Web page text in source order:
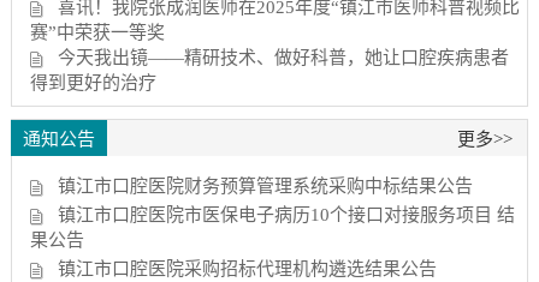
喜讯！我院张成润医师在2025年度“镇江市医师科普视频比
赛”中荣获一等奖
今天我出镜——精研技术、做好科普，她让口腔疾病患者
得到更好的治疗
通知公告 更多>>
镇江市口腔医院财务预算管理系统采购中标结果公告
镇江市口腔医院市医保电子病历10个接口对接服务项目 结
果公告
镇江市口腔医院采购招标代理机构遴选结果公告